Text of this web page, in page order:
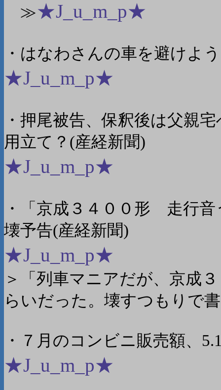
≫★J_u_m_p★
・はなわさんの車を避けよ
★J_u_m_p★
・押尾被告、保釈後は父親
用立て？(産経新聞)
★J_u_m_p★
・「京成３４００形 走行
壊予告(産経新聞)
★J_u_m_p★
＞「列車マニアだが、京成
らいだった。壊すつもりで
・７月のコンビニ販売額、
★J_u_m_p★